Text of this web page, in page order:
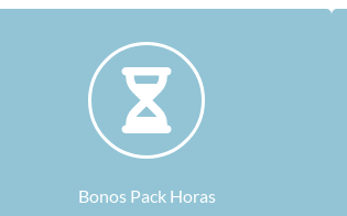
Bonos Pack Horas